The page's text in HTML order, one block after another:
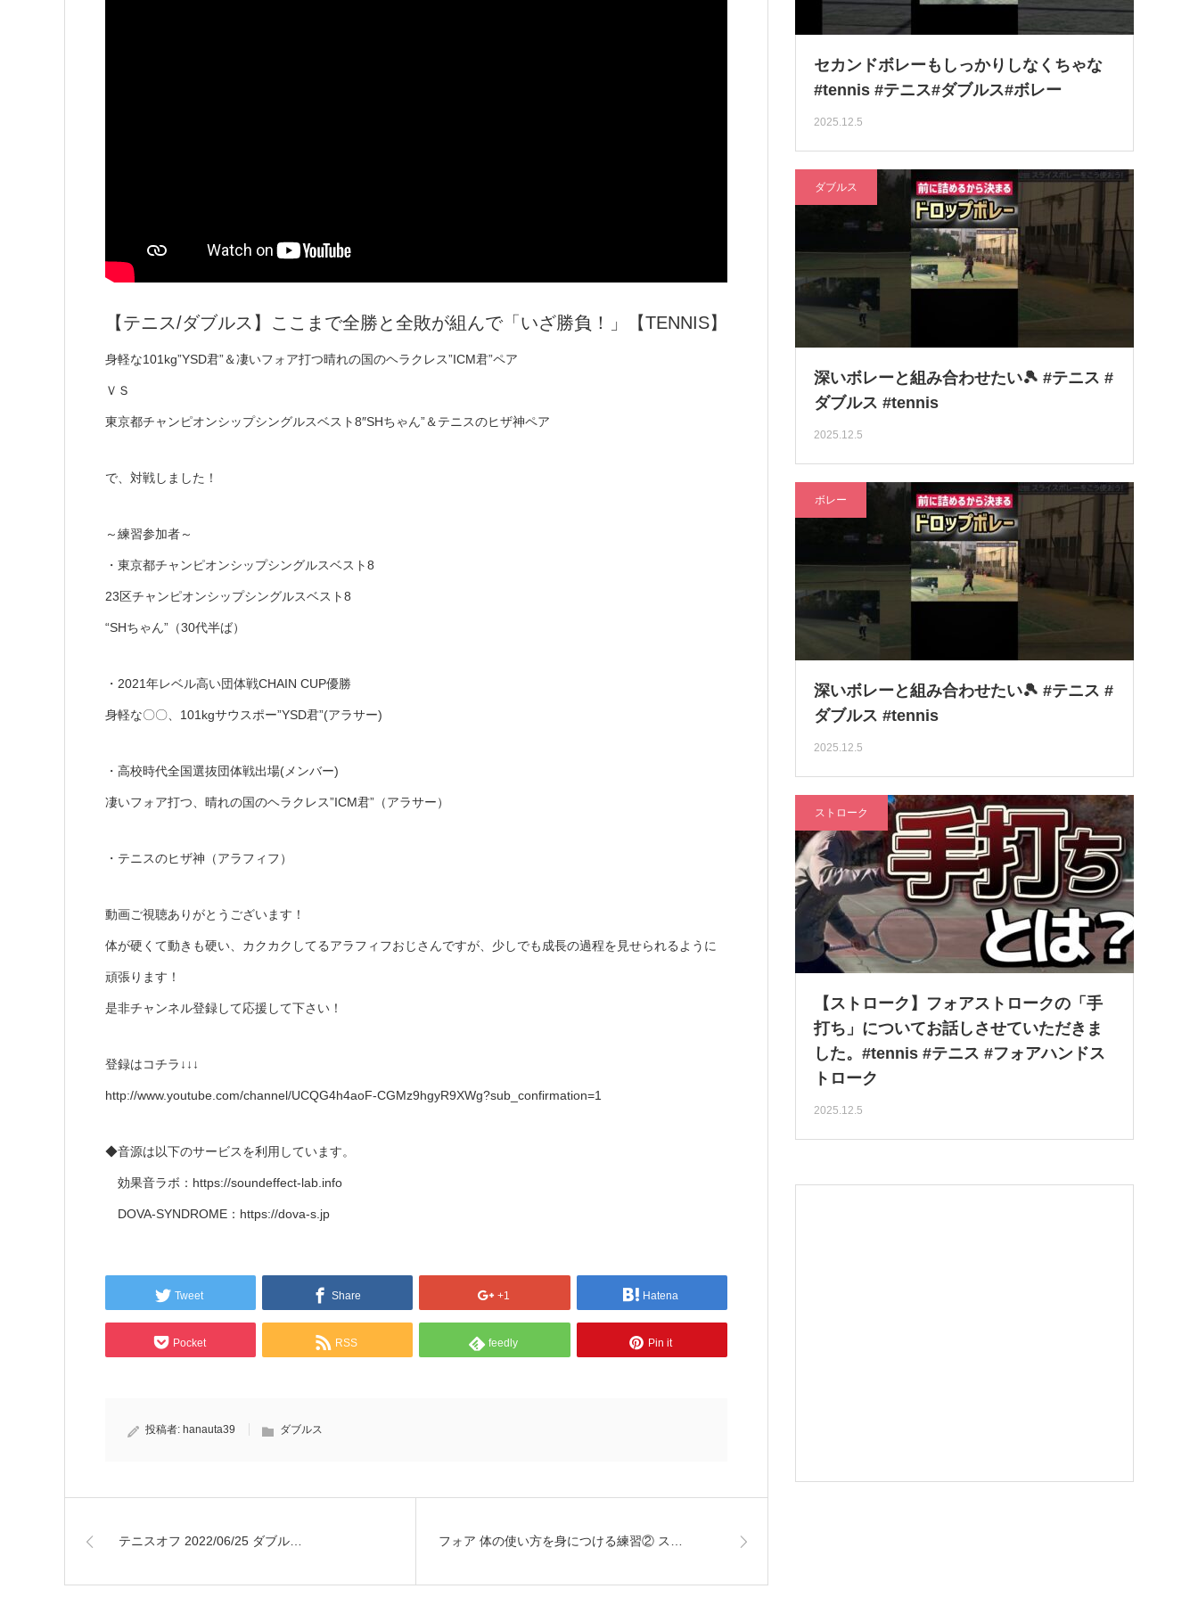
【テニス/ダブルス】ここまで全勝と全敗が組んで「いざ勝負！」【TENNIS】
身軽な101kg”YSD君”＆凄いフォア打つ晴れの国のヘラクレス”ICM君”ペア
ＶＳ
東京都チャンピオンシップシングルスベスト8″SHちゃん”＆テニスのヒザ神ペア
で、対戦しました！
～練習参加者～
・東京都チャンピオンシップシングルスベスト8
23区チャンピオンシップシングルスベスト8
“SHちゃん”（30代半ば）
・2021年レベル高い団体戦CHAIN CUP優勝
身軽な〇〇、101kgサウスポー”YSD君”(アラサー)
・高校時代全国選抜団体戦出場(メンバー)
凄いフォア打つ、晴れの国のヘラクレス”ICM君”（アラサー）
・テニスのヒザ神（アラフィフ）
動画ご視聴ありがとうございます！
体が硬くて動きも硬い、カクカクしてるアラフィフおじさんですが、少しでも成長の過程を見せられるように
頑張ります！
是非チャンネル登録して応援して下さい！
登録はコチラ↓↓↓
http://www.youtube.com/channel/UCQG4h4aoF-CGMz9hgyR9XWg?sub_confirmation=1
◆音源は以下のサービスを利用しています。
効果音ラボ：https://soundeffect-lab.info
DOVA-SYNDROME：https://dova-s.jp
Tweet Share +1 Hatena
Pocket RSS feedly Pin it
投稿者: hanauta39 ダブルス
テニスオフ 2022/06/25 ダブル… フォア 体の使い方を身につける練習② ス…
セカンドボレーもしっかりしなくちゃな
#tennis #テニス#ダブルス#ボレー
2025.12.5
ダブルス
深いボレーと組み合わせたい🎾 #テニス #
ダブルス #tennis
2025.12.5
ボレー
深いボレーと組み合わせたい🎾 #テニス #
ダブルス #tennis
2025.12.5
ストローク
【ストローク】フォアストロークの「手
打ち」についてお話しさせていただきま
した。#tennis #テニス #フォアハンドス
トローク
2025.12.5